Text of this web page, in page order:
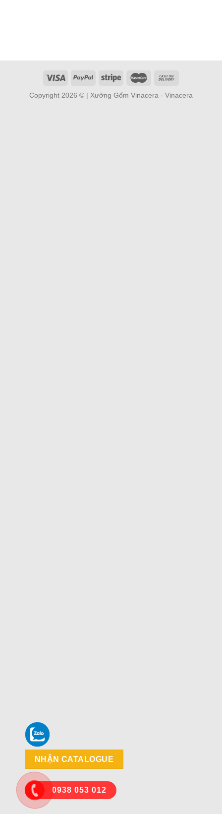
Copyright 2026 © | Xưởng Gốm Vinacera - Vinacera
0938 053 012
NHẬN CATALOGUE